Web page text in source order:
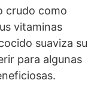
crudo como
vitaminas
suaviza su
para algunas